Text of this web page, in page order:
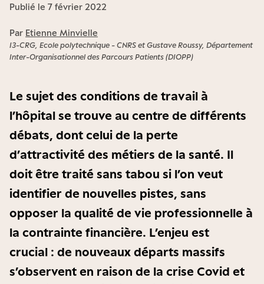
Publié le 7 février 2022
Par Etienne Minvielle
I3-CRG, Ecole polytechnique - CNRS et Gustave Roussy, Département
Inter-Organisationnel des Parcours Patients (DIOPP)
Le sujet des conditions de travail à
l’hôpital se trouve au centre de différents
débats, dont celui de la perte
d’attractivité des métiers de la santé. Il
doit être traité sans tabou si l’on veut
identifier de nouvelles pistes, sans
opposer la qualité de vie professionnelle à
la contrainte financière. L’enjeu est
crucial : de nouveaux départs massifs
s’observent en raison de la crise Covid et